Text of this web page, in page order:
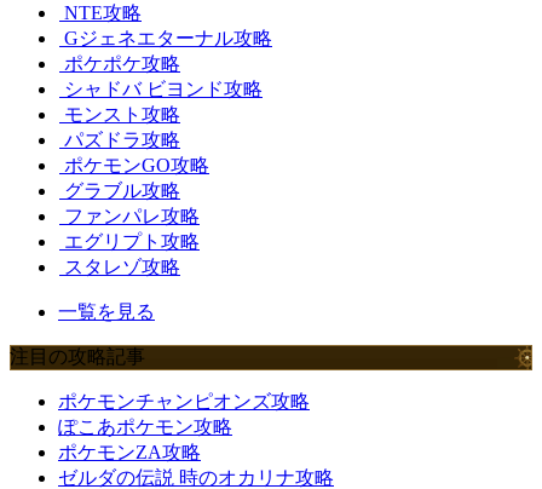
NTE攻略
Gジェネエターナル攻略
ポケポケ攻略
シャドバ ビヨンド攻略
モンスト攻略
パズドラ攻略
ポケモンGO攻略
グラブル攻略
ファンパレ攻略
エグリプト攻略
スタレゾ攻略
一覧を見る
注目の攻略記事
ポケモンチャンピオンズ攻略
ぽこあポケモン攻略
ポケモンZA攻略
ゼルダの伝説 時のオカリナ攻略